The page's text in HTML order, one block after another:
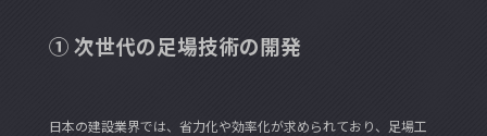
① 次世代の足場技術の開発
日本の建設業界では、省力化や効率化が求められており、足場工